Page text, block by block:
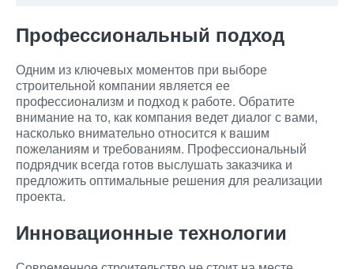
Профессиональный подход
Одним из ключевых моментов при выборе
строительной компании является ее
профессионализм и подход к работе. Обратите
внимание на то, как компания ведет диалог с вами,
насколько внимательно относится к вашим
пожеланиям и требованиям. Профессиональный
подрядчик всегда готов выслушать заказчика и
предложить оптимальные решения для реализации
проекта.
Инновационные технологии